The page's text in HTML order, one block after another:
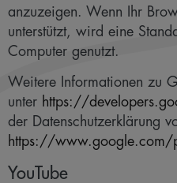
anzuzeigen. Wenn Ihr
unterstützt, wird eine
Computer genutzt.
Weitere Informationen zu
unter https://
der Datenschutzerklärung
https://
YouTube